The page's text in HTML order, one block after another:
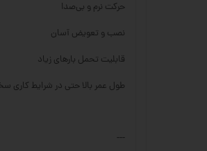
حرکت نرم و بی‌صدا
نصب و تعویض آسان
قابلیت تحمل بارهای زیاد
طول عمر بالا حتی در شرایط کاری
---